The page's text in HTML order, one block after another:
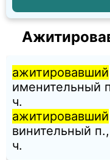
ажитировавший
именительный
ч.
ажитировавший
винительный
ч.